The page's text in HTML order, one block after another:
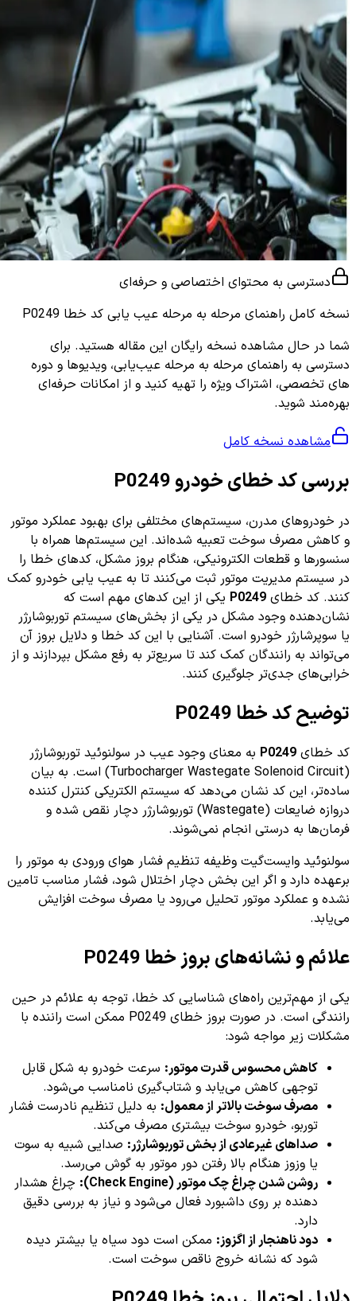
دسترسی به محتوای اختصاصی و حرفه‌ای
نسخه کامل راهنمای مرحله به مرحله عیب یابی کد خطا P0249
شما در حال مشاهده نسخه رایگان این مقاله هستید. برای
دسترسی به راهنمای مرحله به مرحله عیب‌یابی، ویدیوها و دوره
های تخصصی، اشتراک ویژه را تهیه کنید و از امکانات حرفه‌ای
بهره‌مند شوید.
مشاهده نسخه کامل
بررسی کد خطای خودرو P0249
در خودروهای مدرن، سیستم‌های مختلفی برای بهبود عملکرد موتور
و کاهش مصرف سوخت تعبیه شده‌اند. این سیستم‌ها همراه با
سنسورها و قطعات الکترونیکی، هنگام بروز مشکل، کدهای خطا را
در سیستم مدیریت موتور ثبت می‌کنند تا به عیب یابی خودرو کمک
کنند. کد خطای P0249 یکی از این کدهای مهم است که
نشان‌دهنده وجود مشکل در یکی از بخش‌های سیستم توربوشارژر
یا سوپرشارژر خودرو است. آشنایی با این کد خطا و دلایل بروز آن
می‌تواند به رانندگان کمک کند تا سریع‌تر به رفع مشکل بپردازند و از
خرابی‌های جدی‌تر جلوگیری کنند.
توضیح کد خطا P0249
کد خطای P0249 به معنای وجود عیب در سولنوئید توربوشارژر
(Turbocharger Wastegate Solenoid Circuit) است. به بیان
ساده‌تر، این کد نشان می‌دهد که سیستم الکتریکی کنترل کننده
دروازه ضایعات (Wastegate) توربوشارژر دچار نقص شده و
فرمان‌ها به درستی انجام نمی‌شوند.
سولنوئید وایست‌گیت وظیفه تنظیم فشار هوای ورودی به موتور را
برعهده دارد و اگر این بخش دچار اختلال شود، فشار مناسب تامین
نشده و عملکرد موتور تحلیل می‌رود یا مصرف سوخت افزایش
می‌یابد.
علائم و نشانه‌های بروز خطا P0249
یکی از مهم‌ترین راه‌های شناسایی کد خطا، توجه به علائم در حین
رانندگی است. در صورت بروز خطای P0249 ممکن است راننده با
مشکلات زیر مواجه شود:
کاهش محسوس قدرت موتور: سرعت خودرو به شکل قابل
توجهی کاهش می‌یابد و شتاب‌گیری نامناسب می‌شود.
مصرف سوخت بالاتر از معمول: به دلیل تنظیم نادرست فشار
توربو، خودرو سوخت بیشتری مصرف می‌کند.
صداهای غیرعادی از بخش توربوشارژر: صدایی شبیه به سوت
یا وزوز هنگام بالا رفتن دور موتور به گوش می‌رسد.
روشن شدن چراغ چک موتور (Check Engine):
چراغ هشدار
دهنده بر روی داشبورد فعال می‌شود و نیاز به بررسی دقیق
دارد.
دود ناهنجار از اگزوز: ممکن است دود سیاه یا بیشتر دیده
شود که نشانه خروج ناقص سوخت است.